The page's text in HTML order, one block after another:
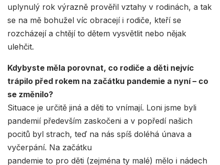
uplynulý rok výrazně prověřil vztahy v rodinách, a tak
se na mě bohužel víc obracejí i rodiče, kteří se
rozcházejí a chtějí to dětem vysvětlit nebo nějak
ulehčit.
Kdybyste měla porovnat, co rodiče a děti nejvíc
trápilo před rokem na začátku pandemie a nyní – co
se změnilo?
Situace je určitě jiná a děti to vnímají. Loni jsme byli
pandemií především zaskočeni a v popředí našich
pocitů byl strach, teď na nás spíš doléhá únava a
vyčerpání. Na začátku
pandemie to pro děti (zejména ty malé) mělo i nádech